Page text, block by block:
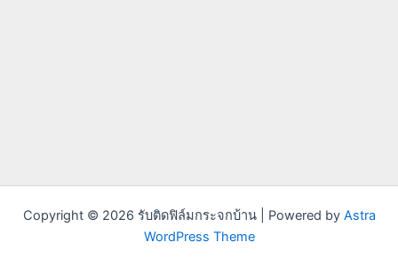
Copyright © 2026 รับติดฟิล์มกระจกบ้าน | Powered by Astra
WordPress Theme